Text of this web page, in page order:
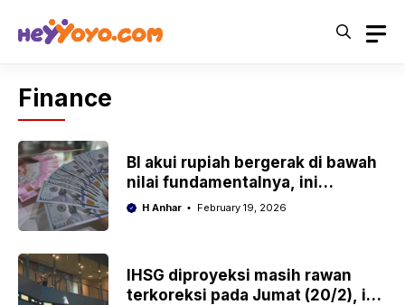
Finance
BI akui rupiah bergerak di bawah
nilai fundamentalnya, ini
alasannya
H Anhar February 19, 2026
IHSG diproyeksi masih rawan
terkoreksi pada Jumat (20/2), ini